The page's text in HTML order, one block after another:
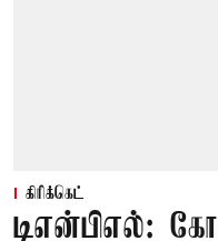
கிரிக்கெட்
டிஎன்பிஎல்: